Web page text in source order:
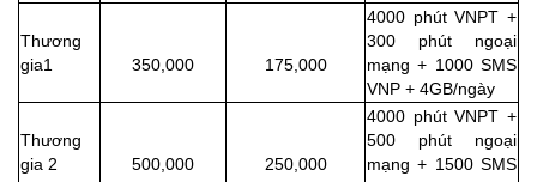
Thương
gia1
350,000 175,000
4000 phút VNPT +
300 phút ngoại
mạng + 1000 SMS
VNP + 4GB/ngày
Thương
gia 2
500,000 250,000
4000 phút VNPT +
500 phút ngoại
mạng + 1500 SMS